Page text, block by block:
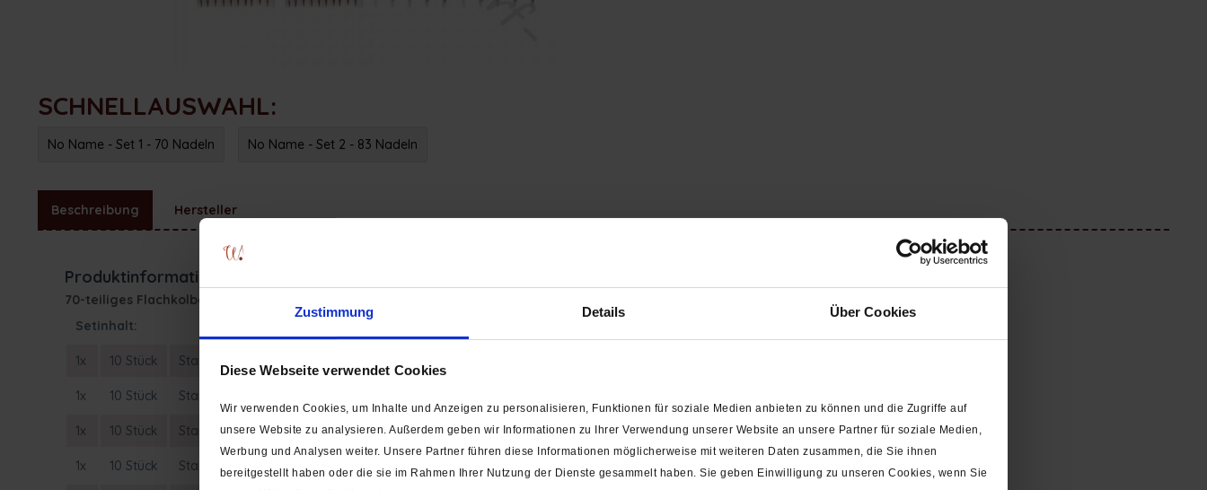
Zustimmung Details Über Cookies
Diese Webseite verwendet Cookies
Wir verwenden Cookies, um Inhalte und Anzeigen zu personalisieren, Funktionen für soziale Medien anbieten zu können und die Zugriffe auf
unsere Website zu analysieren. Außerdem geben wir Informationen zu Ihrer Verwendung unserer Website an unsere Partner für soziale Medien,
Werbung und Analysen weiter. Unsere Partner führen diese Informationen möglicherweise mit weiteren Daten zusammen, die Sie ihnen
bereitgestellt haben oder die sie im Rahmen Ihrer Nutzung der Dienste gesammelt haben. Sie geben Einwilligung zu unseren Cookies, wenn Sie
SCHNELLAUSWAHL:
No Name - Set 1 - 70 Nadeln No Name - Set 2 - 83 Nadeln
Beschreibung Hersteller
Produktinformationen "Nähmaschinennadeln Sortiment No Name"
70-teiliges Flachkolben-Sortiment
Setinhalt:
1x 10 Stück Standard
1x 10 Stück Standard
1x 10 Stück Standard Stärke 90 NM
1x 10 Stück Standard Stärke 100 NM